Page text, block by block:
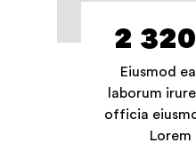
Eiusmod
laborum
officia
Lorem
2